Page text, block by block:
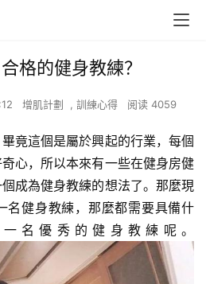
格的健身教練？
增肌計劃 , 訓練心得 阅读 4059
竟這個是屬於興起的行業，每個
心，所以本來有一些在健身房健
成為健身教練的想法了。那麼現
名健身教練，那麼都需要具備什
名優秀的健身教練呢。